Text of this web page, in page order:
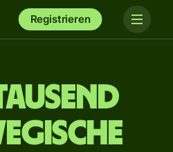
Registrieren